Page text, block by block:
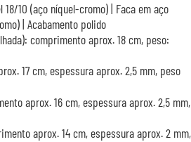
10 (aço níquel-cromo) | Faca em aço
| Acabamento polido
comprimento aprox. 18 cm, peso:
17 cm, espessura aprox. 2,5 mm, peso
aprox. 16 cm, espessura aprox. 2,5 mm,
aprox. 14 cm, espessura aprox. 2 mm,